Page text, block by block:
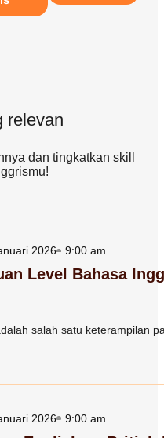
relevan
dan tingkatkan skill
2026 9:00 am
Level Bahasa
salah satu keterampilan
2026 9:00 am